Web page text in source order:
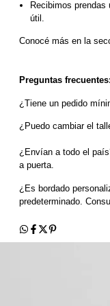
Recibimos
útil.
Conocé más en la
Preguntas frecuentes:
¿Tiene un pedido
¿Puedo cambiar el
¿Envían a todo el
a puerta.
¿Es bordado
predeterminado.